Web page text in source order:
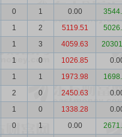
0 1 0.00
1 2 5119.51
1 3 4059.63
1 0 1026.85
1 1 1973.98
2 0 2450.63
1 0 1338.28
0 1 0.00